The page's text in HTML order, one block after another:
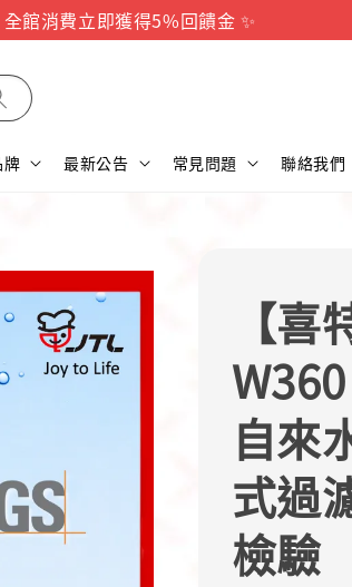
館消費立即獲得5%回饋金 ✨
牌 最新公告 常見問題 聯絡我們
【
自來
式過
檢驗